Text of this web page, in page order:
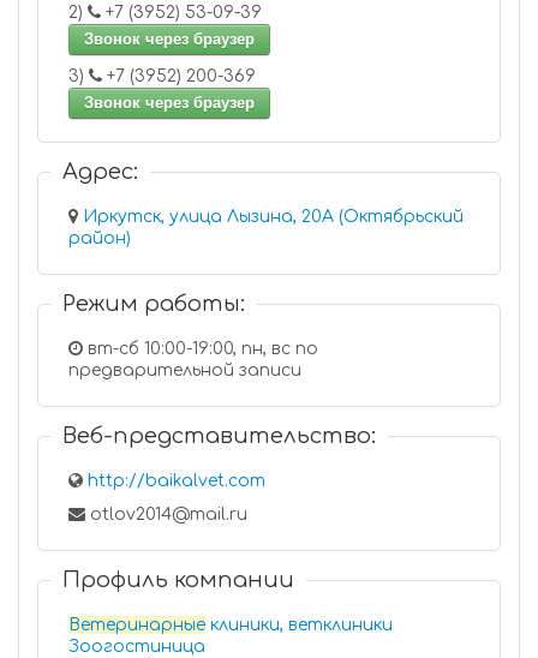
2)
+7 (3952) 53-09-39
Звонок через браузер
3)
+7 (3952) 200-369
Звонок через браузер
Адрес:
Иркутск, улица Лызина, 20А (Октябрьский
район)
Режим работы:
вт-сб 10:00-19:00, пн, вс по
предварительной записи
Веб-представительство:
http://baikalvet.com
otlov2014@mail.ru
Профиль компании
Ветеринарные клиники, ветклиники
Зоогостиница